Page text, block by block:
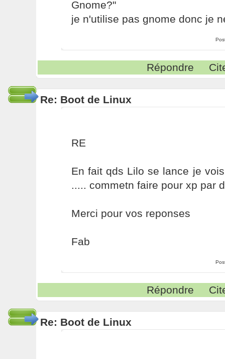
Gnome?"
je n'utilise pas gnome donc je
Répondre
Re: Boot de Linux
RE
En fait qds Lilo se lance je
..... commetn faire pour xp par
Merci pour vos reponses
Fab
Répondre
Re: Boot de Linux